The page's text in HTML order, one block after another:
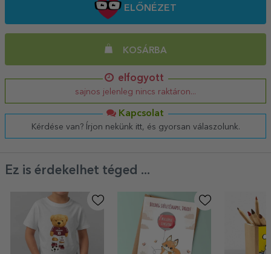
ELŐNÉZET
KOSÁRBA
elfogyott
sajnos jelenleg nincs raktáron...
Kapcsolat
Kérdése van? Írjon nekünk itt, és gyorsan válaszolunk.
Ez is érdekelhet téged ...